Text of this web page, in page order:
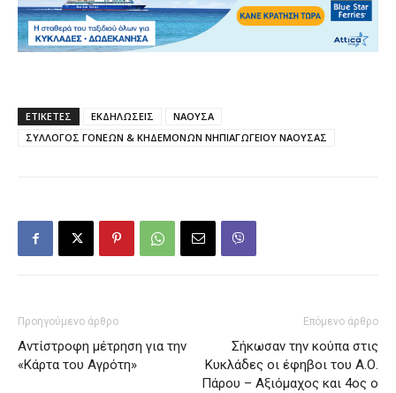
ΕΤΙΚΕΤΕΣ ΕΚΔΗΛΩΣΕΙΣ
ΝΑΟΥΣΑ
ΣΥΛΛΟΓΟΣ ΓΟΝΕΩΝ & ΚΗΔΕΜΟΝΩΝ ΝΗΠΙΑΓΩΓΕΙΟΥ ΝΑΟΥΣΑΣ
Προηγούμενο άρθρο
Αντίστροφη μέτρηση για την
«Κάρτα του Αγρότη»
Επόμενο άρθρο
Σήκωσαν την κούπα στις
Κυκλάδες οι έφηβοι του Α.Ο.
Πάρου – Αξιόμαχος και 4ος ο